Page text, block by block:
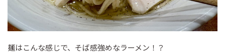
麺はこんな感じで、そば感強めなラーメン！？